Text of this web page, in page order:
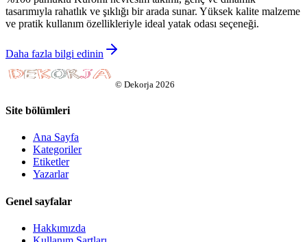
tasarımıyla rahatlık ve şıklığı bir arada sunar. Yüksek kalite malzeme
ve pratik kullanım özellikleriyle ideal yatak odası seçeneği.
Daha fazla bilgi edinin
© Dekorja 2026
Site bölümleri
Ana Sayfa
Kategoriler
Etiketler
Yazarlar
Genel sayfalar
Hakkımızda